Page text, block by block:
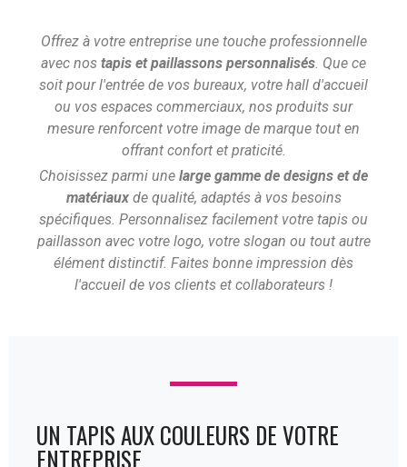
Offrez à votre entreprise une touche professionnelle
avec nos tapis et paillassons personnalisés . Que ce
soit pour l'entrée de vos bureaux, votre hall d'accueil
ou vos espaces commerciaux, nos produits sur
mesure renforcent votre image de marque tout en
offrant confort et praticité.
Choisissez parmi une large gamme de designs et de
matériauxde qualité, adaptés à vos besoins
spécifiques. Personnalisez facilement votre tapis ou
paillasson avec votre logo, votre slogan ou tout autre
élément distinctif. Faites bonne impression dès
l'accueil de vos clients et collaborateurs !
UN TAPIS AUX COULEURS DE VOTRE
ENTREPRISE